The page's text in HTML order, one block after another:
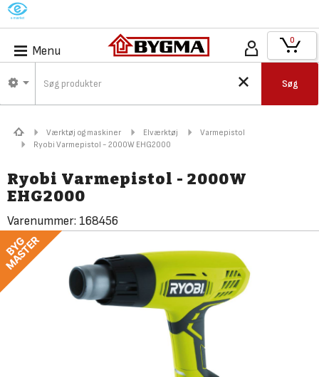
M
Menu
Søg
0
Værktøj og maskiner Elværktøj
Varmepistol
Ryobi Varmepistol - 2000W EHG2000
Ryobi Varmepistol - 2000W
EHG2000
Varenummer: 168456